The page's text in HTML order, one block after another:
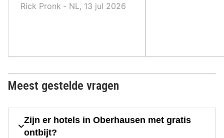
Rick Pronk ‐ NL, 13 jul 2026
Meest gestelde vragen
Zijn er hotels in Oberhausen met gratis
ontbijt?